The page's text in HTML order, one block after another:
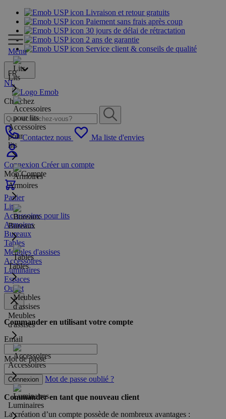
Livraison et retour gratuits
Paiement sans frais après coup
30 jours de délai de rétractation
2 ans de garantie
Service client & conseils de qualité
FR
NL
Cherchez
Contactez nous Ma liste d'envies
Connexion Créer un compte
Mon Compte
Panier
Menu
Lits
Accessoires
pour
lits
Armoires
Bureaux
Tables
Meubles
d'assises
Accessoires
Luminaires
Lits
Accessoires pour lits
Armoires
Bureaux
Tables
Meubles d'assises
Accessoires
Luminaires
Espaces
Outlet
Commander en utilisant votre compte
Email
Mot de passe
Connexion Mot de passe oublié ?
Commander en tant que nouveau client
La création d’un compte possède de nombreux avantages :